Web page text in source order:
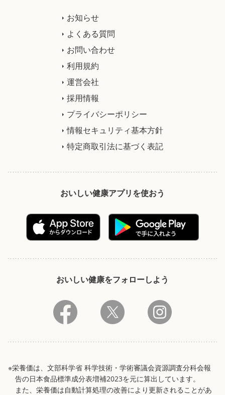
お知らせ
よくある質問
お問い合わせ
利用規約
運営会社
採用情報
プライバシーポリシー
情報セキュリティ基本方針
特定商取引法に基づく表記
おいしい健康アプリを使おう
おいしい健康をフォローしよう
※栄養価は、文部科学省 科学技術・学術審議会資源調査分科会報
告の日本食品標準成分表増補2023を元に算出しています。
また、栄養価は自動計算処理の改善により更新されることがあ